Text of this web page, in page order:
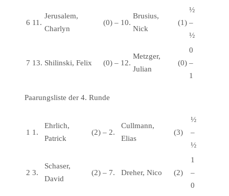
6 11.
Jerusalem,
Charlyn
(0) – 10.
Brusius,
Nick
(1)
½
–
½
7 13. Shilinski, Felix (0) – 12.
Metzger,
Julian
(0)
0
–
1
Paarungsliste der 4. Runde
1 1.
Ehrlich,
Patrick
(2) – 2.
Cullmann,
Elias
(3)
½
–
½
2 3.
Schaser,
David
(2) – 7. Dreher, Nico (2)
1
–
0